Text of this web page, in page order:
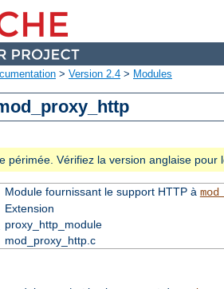
> Version 2.4 > Modules
périmée. Vérifiez la version anglaise pour
Module fournissant le support HTTP à
Extension
proxy_http_module
mod_proxy_http.c